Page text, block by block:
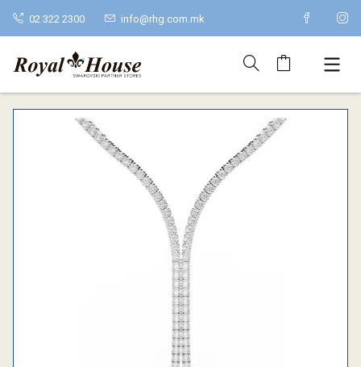
02 322 2300 info@rhg.com.mk